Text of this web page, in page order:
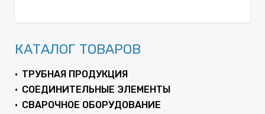
КАТАЛОГ ТОВАРОВ
ТРУБНАЯ ПРОДУКЦИЯ
СОЕДИНИТЕЛЬНЫЕ ЭЛЕМЕНТЫ
СВАРОЧНОЕ ОБОРУДОВАНИЕ